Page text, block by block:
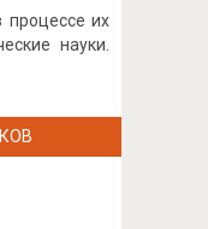
процессе их
науки.